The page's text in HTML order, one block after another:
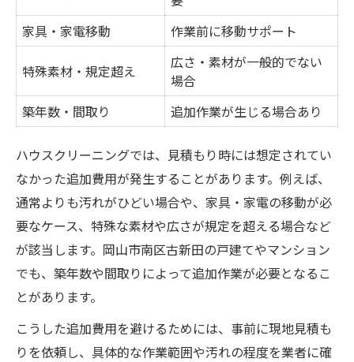
家具・家電移動
作業前に移動サポート
特殊素材・規定超え
広さ・素材が一般的でない
場合
築年数・間取り
追加作業が生じる場合あり
ハウスクリーニングでは、見積もり時には想定されてい
なかった追加費用が発生することがあります。例えば、
通常よりも汚れがひどい場合や、家具・家電の移動が必
要なケース、特殊な素材や広さが規定を超える場合など
が該当します。岡山市南区古新田の戸建てやマンション
でも、築年数や間取りによって追加作業が必要となるこ
とがあります。
こうした追加費用を避けるためには、事前に現地見積も
りを依頼し、具体的な作業範囲や汚れの程度を業者に確